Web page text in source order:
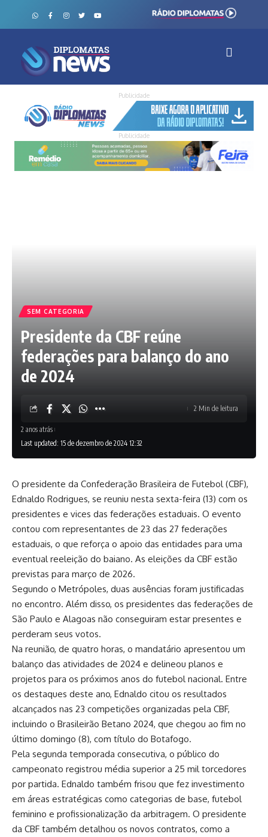
Publicidade
Publicidade
SEM CATEGORIA
Presidente da CBF reúne
federações para balanço do ano
de 2024
Last updated: 15 de dezembro de 2024 12:32
2 anos atrás
2 Min de leitura
O presidente da Confederação Brasileira de Futebol (CBF),
Ednaldo Rodrigues, se reuniu nesta sexta-feira (13) com os
presidentes e vices das federações estaduais. O evento
contou com representantes de 23 das 27 federações
estaduais, o que reforça o apoio das entidades para uma
eventual reeleição do baiano. As eleições da CBF estão
previstas para março de 2026.
Segundo o Metrópoles, duas ausências foram justificadas
no encontro. Além disso, os presidentes das federações de
São Paulo e Alagoas não conseguiram estar presentes e
perderam seus votos.
Na reunião, de quatro horas, o mandatário apresentou um
balanço das atividades de 2024 e delineou planos e
projetos para os próximos anos do futebol nacional. Entre
os destaques deste ano, Ednaldo citou os resultados
alcançados nas 23 competições organizadas pela CBF,
incluindo o Brasileirão Betano 2024, que chegou ao fim no
último domingo (8), com título do Botafogo.
Pela segunda temporada consecutiva, o público do
campeonato registrou média superior a 25 mil torcedores
por partida. Ednaldo também frisou que fez investimento
em áreas estratégicas como categorias de base, futebol
feminino e profissionalização da arbitragem. O presidente
da CBF também detalhou os novos contratos, como a